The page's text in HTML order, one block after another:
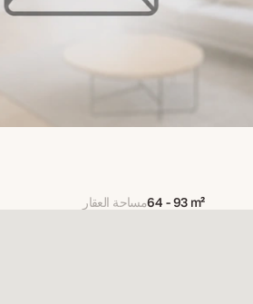
مساحة العقار64 - 93 m²